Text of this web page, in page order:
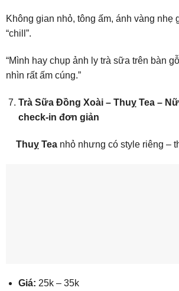
Không gian nhỏ, tông ấm, ánh vàng nhẹ
“chill”.
“Mình hay chụp ảnh ly trà sữa trên bàn
nhìn rất ấm cúng.”
Trà Sữa Đồng Xoài – Thuỵ Tea –
check-in đơn giản
Thuỵ Teanhỏ nhưng có style riêng –
Giá: 25k – 35k